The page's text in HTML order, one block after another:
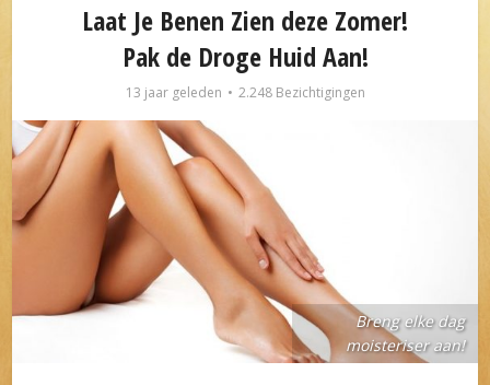
Laat Je Benen Zien deze Zomer!
Pak de Droge Huid Aan!
13 jaar geleden 2.248 Bezichtigingen
Breng elke dag
moisteriser aan!